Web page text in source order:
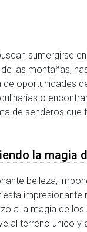
sumergirse
las montañas,
oportunidades
o
de senderos que
la magia
belleza,
impresionante
a la magia de
al terreno único y